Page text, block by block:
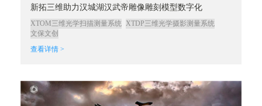
新拓三维助力汉城湖汉武帝雕像雕刻模型数字化
XTOM三维光学扫描测量系统 XTDP三维光学摄影测量系统
文保文创
查看详情 >